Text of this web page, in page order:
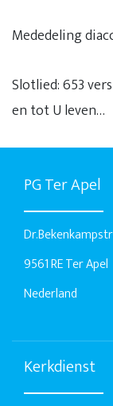
Mededeling
Slotlied:
en tot U leven…
PG Ter Apel
9561 RE Ter Apel
Nederland
Kerkdienst